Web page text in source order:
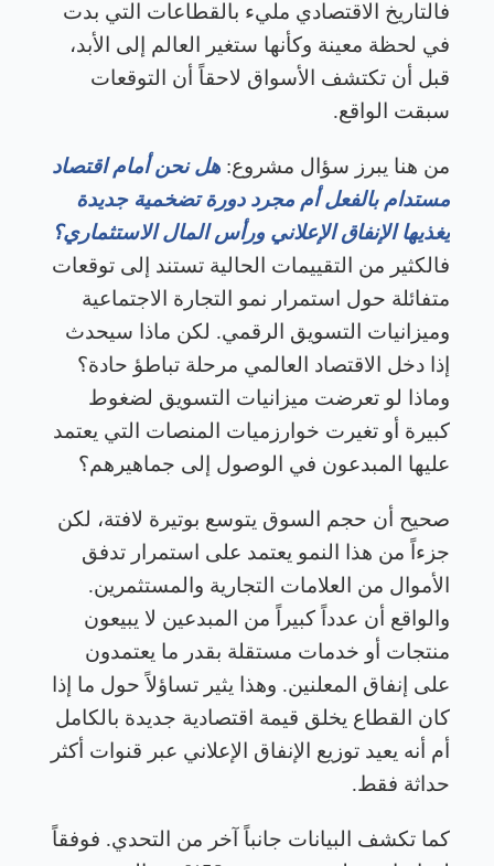
فالتاريخ الاقتصادي مليء بالقطاعات التي بدت
في لحظة معينة وكأنها ستغير العالم إلى الأبد،
قبل أن تكتشف الأسواق لاحقاً أن التوقعات
سبقت الواقع.
من هنا يبرز سؤال مشروع: هل نحن أمام اقتصاد
مستدام بالفعل أم مجرد دورة تضخمية جديدة
يغذيها الإنفاق الإعلاني ورأس المال الاستثماري؟
فالكثير من التقييمات الحالية تستند إلى توقعات
متفائلة حول استمرار نمو التجارة الاجتماعية
وميزانيات التسويق الرقمي. لكن ماذا سيحدث
إذا دخل الاقتصاد العالمي مرحلة تباطؤ حادة؟
وماذا لو تعرضت ميزانيات التسويق لضغوط
كبيرة أو تغيرت خوارزميات المنصات التي يعتمد
عليها المبدعون في الوصول إلى جماهيرهم؟
صحيح أن حجم السوق يتوسع بوتيرة لافتة، لكن
جزءاً من هذا النمو يعتمد على استمرار تدفق
الأموال من العلامات التجارية والمستثمرين.
والواقع أن عدداً كبيراً من المبدعين لا يبيعون
منتجات أو خدمات مستقلة بقدر ما يعتمدون
على إنفاق المعلنين. وهذا يثير تساؤلاً حول ما إذا
كان القطاع يخلق قيمة اقتصادية جديدة بالكامل
أم أنه يعيد توزيع الإنفاق الإعلاني عبر قنوات أكثر
حداثة فقط.
كما تكشف البيانات جانباً آخر من التحدي. فوفقاً